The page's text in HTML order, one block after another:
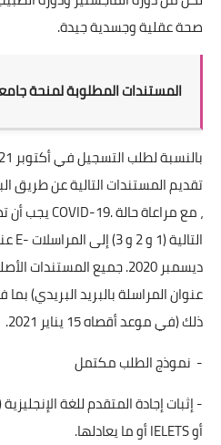
صحة عقلية وجسدية جيدة.
المستندات المطلوبة لمنحة جامعة
تقديم المستندات التالية عن طريق
، مع مراعاة حالةCOVID-19.يجب أن
التالية (1 و 2 و 3) إلى المراسلات
E-
عنوان المراسلة بالبريد البريدي(بما
ذلك)في موعد أقصاه 15 يناير 2021
.
- نموذج الطلب مكتمل
-إثبات إجادة المتقدم للغة
أوIELETSأو ما يعادلها.